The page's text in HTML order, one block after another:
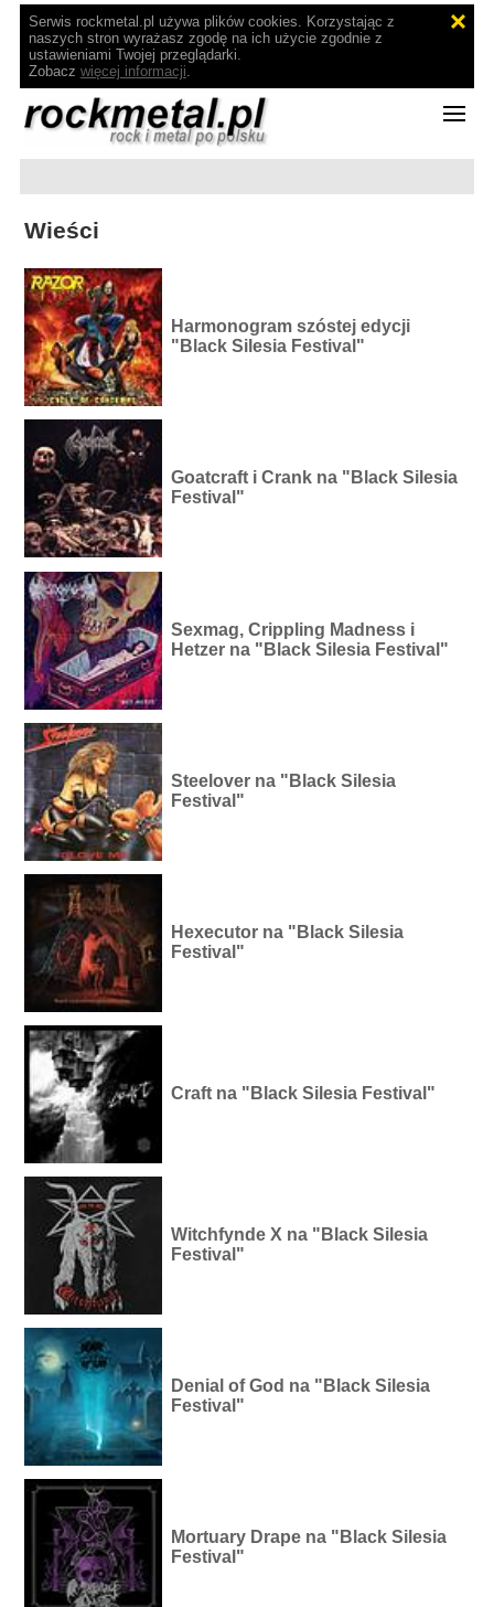
Serwis rockmetal.pl używa plików cookies. Korzystając z
naszych stron wyrażasz zgodę na ich użycie zgodnie z
ustawieniami Twojej przeglądarki.
Zobacz więcej informacji.
Wieści
Harmonogram szóstej edycji
"Black Silesia Festival"
Goatcraft i Crank na "Black Silesia
Festival"
Sexmag, Crippling Madness i
Hetzer na "Black Silesia Festival"
Steelover na "Black Silesia
Festival"
Hexecutor na "Black Silesia
Festival"
Craft na "Black Silesia Festival"
Witchfynde X na "Black Silesia
Festival"
Denial of God na "Black Silesia
Festival"
Mortuary Drape na "Black Silesia
Festival"